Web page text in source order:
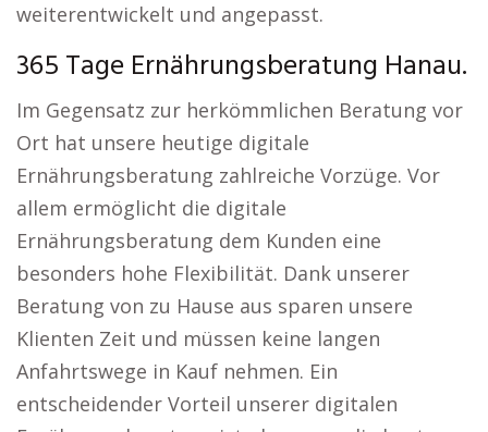
weiterentwickelt und angepasst.
365 Tage Ernährungsberatung Hanau.
Im Gegensatz zur herkömmlichen Beratung vor
Ort hat unsere heutige digitale
Ernährungsberatung zahlreiche Vorzüge. Vor
allem ermöglicht die digitale
Ernährungsberatung dem Kunden eine
besonders hohe Flexibilität. Dank unserer
Beratung von zu Hause aus sparen unsere
Klienten Zeit und müssen keine langen
Anfahrtswege in Kauf nehmen. Ein
entscheidender Vorteil unserer digitalen